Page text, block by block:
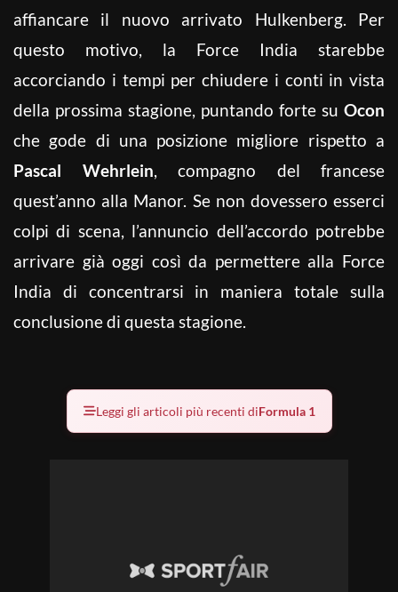
affiancare il nuovo arrivato Hulkenberg. Per
questo motivo, la Force India starebbe
accorciando i tempi per chiudere i conti in vista
della prossima stagione, puntando forte su Ocon
che gode di una posizione migliore rispetto a
Pascal Wehrlein, compagno del francese
quest’anno alla Manor. Se non dovessero esserci
colpi di scena, l’annuncio dell’accordo potrebbe
arrivare già oggi così da permettere alla Force
India di concentrarsi in maniera totale sulla
conclusione di questa stagione.
Leggi gli articoli più recenti diFormula 1